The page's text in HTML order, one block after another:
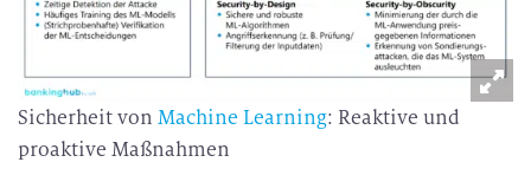
Sicherheit von Machine Learning: Reaktive und
proaktive Maßnahmen